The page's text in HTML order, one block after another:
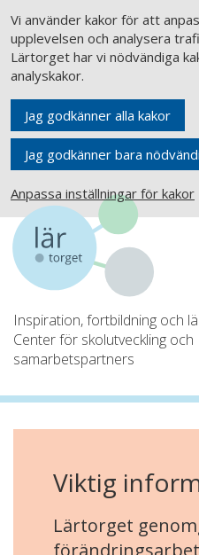
Vi använder kakor för att
upplevelsen och analysera
Lärtorget har vi nödvändiga
analyskakor.
Jag godkänner alla kakor
Jag godkänner bara
Anpassa inställningar för kakor
Inspiration, fortbildning och
Center för skolutveckling och
samarbetspartners
Viktig
Lärtorget